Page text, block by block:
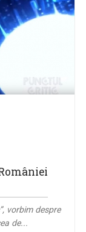
vorbim despre
de...